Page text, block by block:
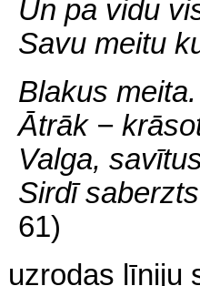
Un pa vidu
Savu meitu
Blakus
Ātrāk −
Valga,
Sirdī
61)
uzrodas līniju